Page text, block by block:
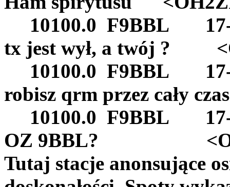
10100.0 F9BBL 17-
tx jest wył, a twój ?
10100.0 F9BBL 17-
robisz qrm przez cały
10100.0 F9BBL 17-
OZ 9BBL?
Tutaj stacje anonsujące